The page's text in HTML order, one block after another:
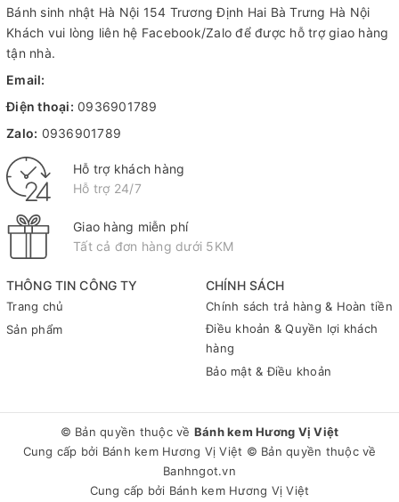
THÔNG TIN CÔNG TY
Trang chủ
Sản phẩm
CHÍNH SÁCH
Chính sách trả hàng & Hoàn tiền
Điều khoản & Quyền lợi khách
hàng
Bảo mật & Điều khoản
Bánh sinh nhật Hà Nội 154 Trương Định Hai Bà Trưng Hà Nội
Khách vui lòng liên hệ Facebook/Zalo để được hỗ trợ giao hàng
tận nhà.
Email:
Điện thoại: 0936901789
Zalo: 0936901789
Hỗ trợ khách hàng
Hỗ trợ 24/7
Giao hàng miễn phí
Tất cả đơn hàng dưới 5KM
© Bản quyền thuộc về Bánh kem Hương Vị Việt
Cung cấp bởi Bánh kem Hương Vị Việt © Bản quyền thuộc về
Banhngot.vn
Cung cấp bởi Bánh kem Hương Vị Việt